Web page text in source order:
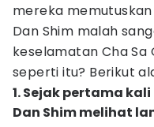
mereka
Dan Shim malah
keselamatan Cha Sa
seperti itu? Berikut
1. Sejak pertama
Dan Shim melihat